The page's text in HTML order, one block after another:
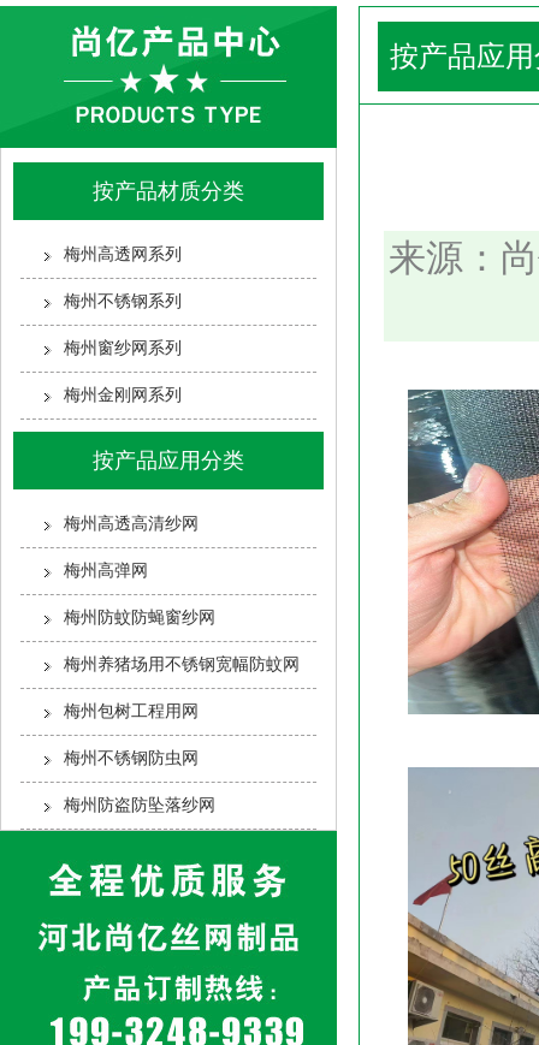
按产品材质分类
梅州高透网系列
梅州不锈钢系列
梅州窗纱网系列
梅州金刚网系列
按产品应用分类
梅州高透高清纱网
梅州高弹网
梅州防蚊防蝇窗纱网
梅州养猪场用不锈钢宽幅防蚊网
梅州包树工程用网
梅州不锈钢防虫网
梅州防盗防坠落纱网
按产品应
来源：